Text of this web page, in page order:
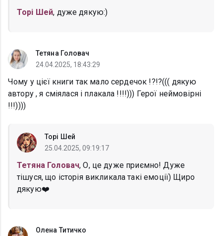
Торі Шей, дуже дякую:)
Тетяна Головач
24.04.2025, 18:43:29
Чому у цієї книги так мало сердечок !?!?((( дякую
автору , я сміялася і плакала !!!!))) Герої неймовірні
!!!))))
Торі Шей
25.04.2025, 09:19:17
Тетяна Головач, О, це дуже приємно! Дуже
тішуся, що історія викликала такі емоції) Щиро
дякую❤️
Олена Титичко